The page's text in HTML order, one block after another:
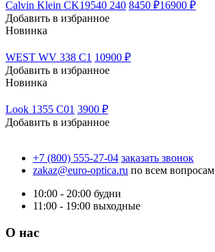
Calvin Klein CK19540 240 8450 ₽16900 ₽
Добавить в избранное
Новинка
WEST WV 338 C1 10900 ₽
Добавить в избранное
Новинка
Look 1355 C01 3900 ₽
Добавить в избранное
+7 (800) 555-27-04 заказать звонок
zakaz@euro-optica.ru по всем вопросам
10:00 - 20:00 будни
11:00 - 19:00 выходные
О нас